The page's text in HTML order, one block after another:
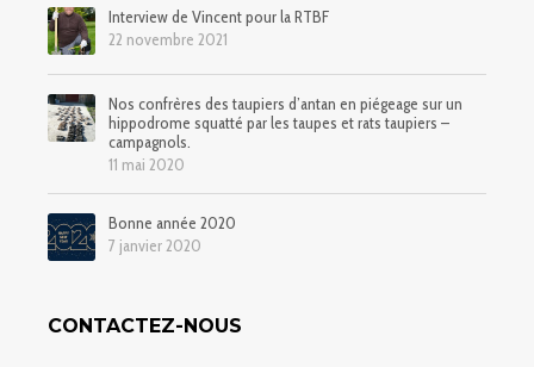
Interview de Vincent pour la RTBF
22 novembre 2021
Nos confrères des taupiers d’antan en piégeage sur un
hippodrome squatté par les taupes et rats taupiers –
campagnols.
11 mai 2020
Bonne année 2020
7 janvier 2020
CONTACTEZ-NOUS